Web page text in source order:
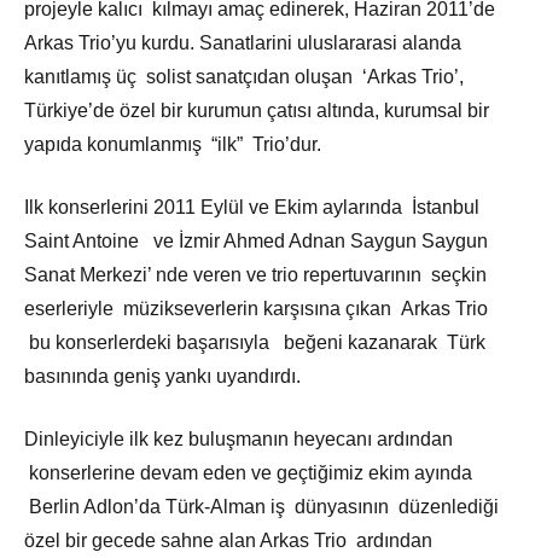
projeyle kalıcı kılmayı amaç edinerek, Haziran 2011’de
Arkas Trio’yu kurdu. Sanatlarini uluslararasi alanda
kanıtlamış üç solist sanatçıdan oluşan ‘Arkas Trio’,
Türkiye’de özel bir kurumun çatısı altında, kurumsal bir
yapıda konumlanmış “ilk” Trio’dur.
Ilk konserlerini 2011 Eylül ve Ekim aylarında İstanbul
Saint Antoine ve İzmir Ahmed Adnan Saygun Saygun
Sanat Merkezi’ nde veren ve trio repertuvarının seçkin
eserleriyle müzikseverlerin karşısına çıkan Arkas Trio
bu konserlerdeki başarısıyla beğeni kazanarak Türk
basınında geniş yankı uyandırdı.
Dinleyiciyle ilk kez buluşmanın heyecanı ardından
konserlerine devam eden ve geçtiğimiz ekim ayında
Berlin Adlon’da Türk-Alman iş dünyasının düzenlediği
özel bir gecede sahne alan Arkas Trio ardından